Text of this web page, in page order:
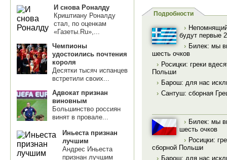
И снова Роналду
Криштиану Роналду
стал, по оценкам
«Газеты.Ru»,...
Чемпионы
удостоились почтения
короля
Десятки тысяч испанцев
встретили своих...
Адвокат признан
виновным
Большинство россиян
винят в провале...
Иньеста признан
лучшим
Андрес Иньеста
признан лучшим
Подробности
›
будут первые
› Билек: мы
шесть очков
› Росицки: греки
Польши
› Барош: для нас
› Сантуш: сборная
› Билек: мы
шесть очков
› Росицки:
сборной Польши
› Барош: для нас